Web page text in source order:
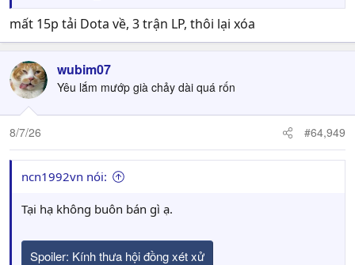
mất 15p tải Dota về, 3 trận LP, thôi lại xóa
wubim07
Yêu lắm mướp già chảy dài quá rốn
8/7/26 #64,949
ncn1992vn nói:
Tại hạ không buôn bán gì ạ.
Spoiler: Kính thưa hội đồng xét xử